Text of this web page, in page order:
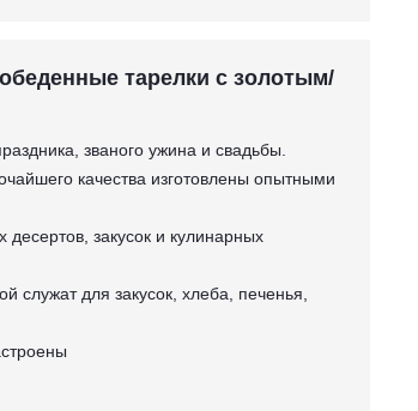
тарелки с золотым/
званого ужина и свадьбы.
качества изготовлены опытными
десертов, закусок и кулинарных
служат для закусок, хлеба, печенья,